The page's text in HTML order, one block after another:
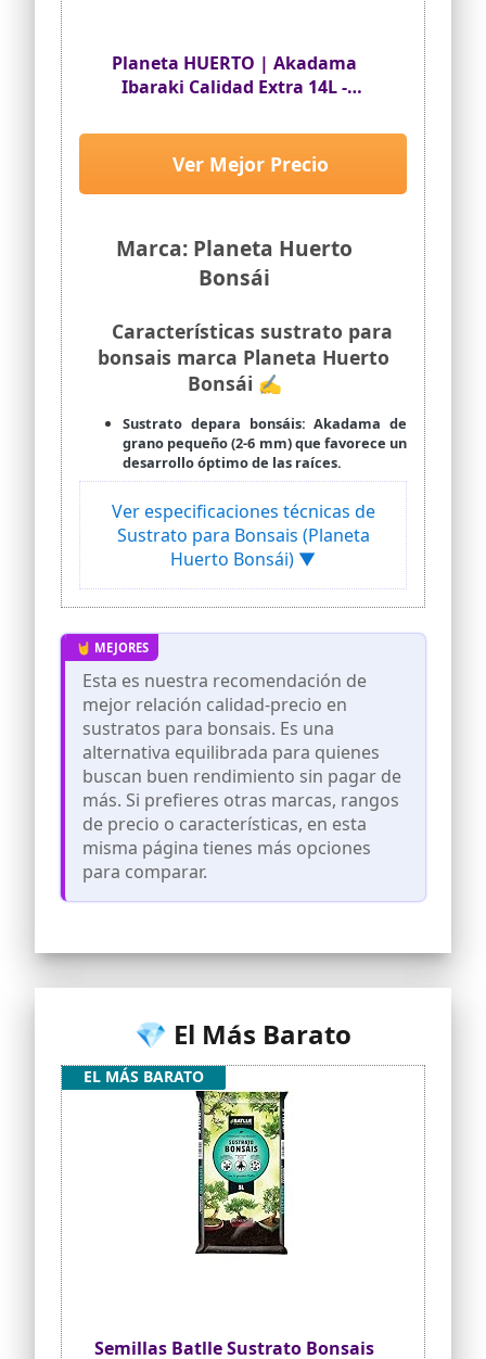
Planeta HUERTO | Akadama
Ibaraki Calidad Extra 14L -
Bonsáis, Grano Pequeño 2-6 mm,
Alta Retención de Humedad
Marca: Planeta Huerto
Bonsái
Ver Mejor Precio
Características sustrato para
bonsais marca Planeta Huerto
Bonsái ✍
Sustrato depara bonsáis: Akadama de
grano pequeño (2-6 mm) que favorece un
desarrollo óptimo de las raíces.
Ver especificaciones técnicas de
Sustrato para Bonsais (Planeta
Huerto Bonsái) ▼
Esta es nuestra recomendación de
mejor relación calidad-precio en
sustratos para bonsais. Es una
alternativa equilibrada para quienes
buscan buen rendimiento sin pagar de
más. Si prefieres otras marcas, rangos
de precio o características, en esta
misma página tienes más opciones
para comparar.
💎 El Más Barato
Semillas Batlle Sustrato Bonsais
EL MÁS BARATO